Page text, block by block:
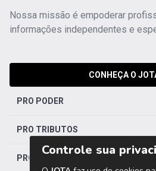
Nossa missão é empoderar
informações independentes e
CONHEÇA O
PRO PODER
PRO TRIBUTOS
PRO TRABALHISTA